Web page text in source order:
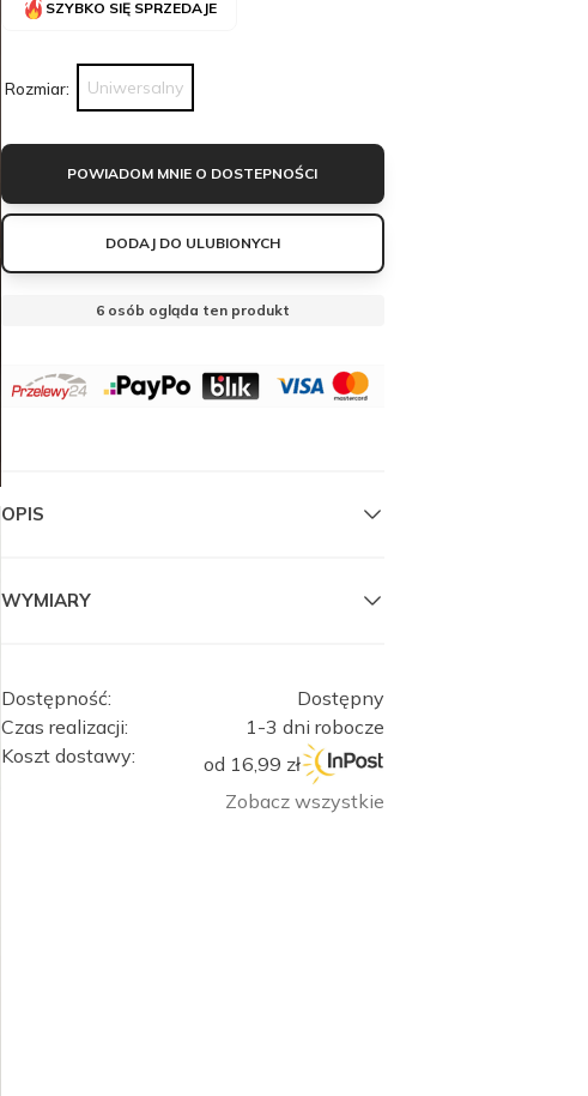
SZYBKO SIĘ SPRZEDAJE
Rozmiar: Uniwersalny
POWIADOM MNIE O DOSTEPNOŚCI
DODAJ DO ULUBIONYCH
6osób ogląda ten produkt
OPIS
WYMIARY
Dostępność:
Dostępny
Czas realizacji:
1-3 dni robocze
Koszt dostawy:
od 16,99 zł
Zobacz wszystkie